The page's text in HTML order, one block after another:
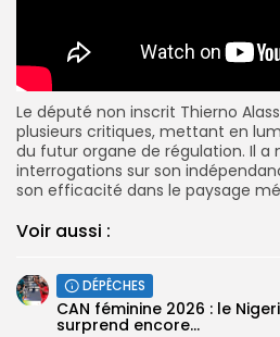
Le député non inscrit Thierno
plusieurs critiques, mettant en
du futur organe de régulation. Il
interrogations sur son
son efficacité dans le paysage
Voir aussi :
DÉPÊCHES
‎CAN féminine 2026 : le
surprend encore...